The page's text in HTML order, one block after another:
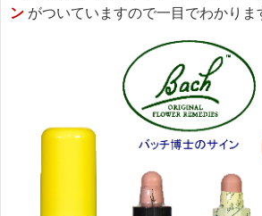
ン がついていますので一目でわかりま